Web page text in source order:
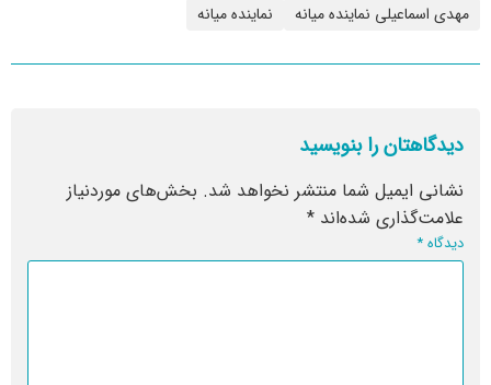
مهدی اسماعیلی نماینده میانه
نماینده میانه
دیدگاهتان را بنویسید
نشانی ایمیل شما منتشر نخواهد شد. بخش‌های موردنیاز
علامت‌گذاری شده‌اند *
دیدگاه*